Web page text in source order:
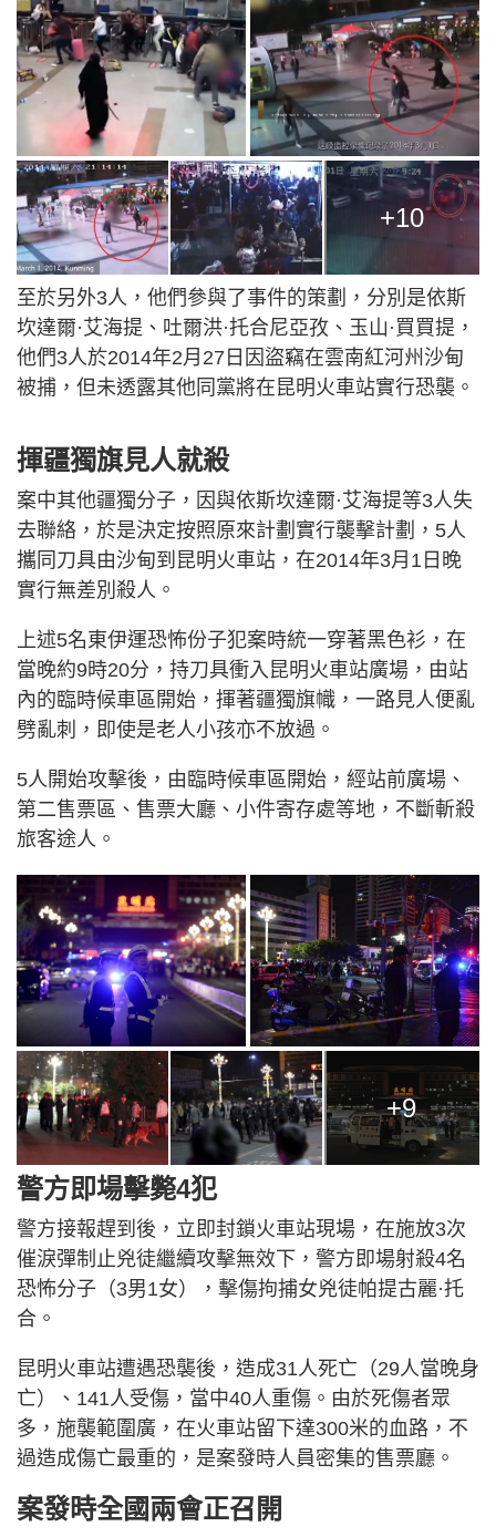
+10
至於另外3人，他們參與了事件的策劃，分別是依斯
坎達爾·艾海提、吐爾洪·托合尼亞孜、玉山·買買提，
他們3人於2014年2月27日因盜竊在雲南紅河州沙甸
被捕，但未透露其他同黨將在昆明火車站實行恐襲。
揮疆獨旗見人就殺
案中其他疆獨分子，因與依斯坎達爾·艾海提等3人失
去聯絡，於是決定按照原來計劃實行襲擊計劃，5人
攜同刀具由沙甸到昆明火車站，在2014年3月1日晚
實行無差別殺人。
上述5名東伊運恐怖份子犯案時統一穿著黑色衫，在
當晚約9時20分，持刀具衝入昆明火車站廣場，由站
內的臨時候車區開始，揮著疆獨旗幟，一路見人便亂
劈亂刺，即使是老人小孩亦不放過。
5人開始攻擊後，由臨時候車區開始，經站前廣場、
第二售票區、售票大廳、小件寄存處等地，不斷斬殺
旅客途人。
+9
警方即場擊斃4犯
警方接報趕到後，立即封鎖火車站現場，在施放3次
催淚彈制止兇徒繼續攻擊無效下，警方即場射殺4名
恐怖分子（3男1女），擊傷拘捕女兇徒帕提古麗·托
合。
昆明火車站遭遇恐襲後，造成31人死亡（29人當晚身
亡）、141人受傷，當中40人重傷。由於死傷者眾
多，施襲範圍廣，在火車站留下達300米的血路，不
過造成傷亡最重的，是案發時人員密集的售票廳。
案發時全國兩會正召開